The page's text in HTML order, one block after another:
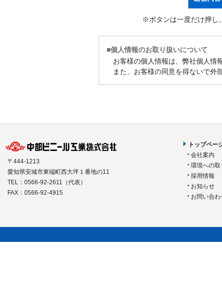
※ボタンは一度だけ押し
■個人情報のお取り扱いについて
お客様の個人情報は、弊社個人情
また、お客様の同意を得ないで外
〒444-1213
愛知県安城市東端町西大坪１番地の11
TEL：0566-92-2611（代表）
FAX：0566-92-4915
トップペー
会社案内
環境への取
採用情報
お知らせ
お問い合わ